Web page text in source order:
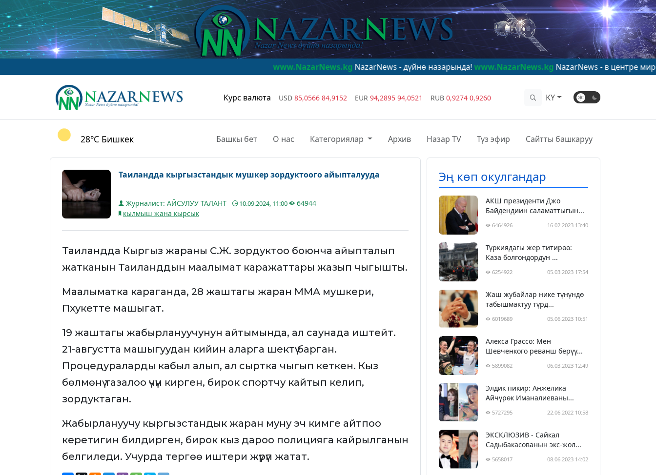
www.NazarNews.kgNazarNews - дүйнө назарында!www.NazarNews.kgNazarNews - в центре мирового
Курс валюта USD 85,0566 84,9152 EUR 94,2895 94,0521 RUB 0,9274 0,9260 KY
28°C Бишкек Башкы бет О нас Категориялар Архив Назар TV Түз эфир Сайтты башкаруу
Таиландда кыргызстандык мушкер зордуктоого айыпталууда
Журналист: АЙСУЛУУ ТАЛАНТ 10.09.2024, 11:00
64944
кылмыш жана кырсык
Таиландда Кыргыз жараны С.Ж. зордуктоо боюнча айыпталып
жатканын Таиланддын маалымат каражаттары жазып чыгышты.
Маалыматка караганда, 28 жаштагы жаран ММА мушкери,
Пхукетте машыгат.
19 жаштагы жабырлануучунун айтымында, ал саунада иштейт.
21-августта машыгуудан кийин аларга шектүү барган.
Процедураларды кабыл алып, ал сыртка чыгып кеткен. Кыз
бөлмөнү тазалоо үчүн кирген, бирок спортчу кайтып келип,
зордуктаган.
Жабырлануучу кыргызстандык жаран муну эч кимге айтпоо
керетигин билдирген, бирок кыз дароо полицияга кайрылганын
белгиледи. Учурда тергөө иштери жүрүп жатат.
Эң көп окулгандар
АКШ президенти Джо
Байдендиин саламаттыгын...
6464926 16.02.2023 13:40
Түркиядагы жер титирөө:
Каза болгондордун ...
6254922 05.03.2023 17:54
Жаш жубайлар нике түнүндө
табышмактуу түрд...
6019689 05.06.2023 10:51
Алекса Грассо: Мен
Шевченкого реванш берүү...
5899082 06.03.2023 12:49
Элдик пикир: Анжелика
Айчүрөк Иманалиеваны...
5727295 22.06.2022 10:58
ЭКСКЛЮЗИВ - Сайкал
Садыбакасованын экс-жол...
5658017 08.06.2023 14:02